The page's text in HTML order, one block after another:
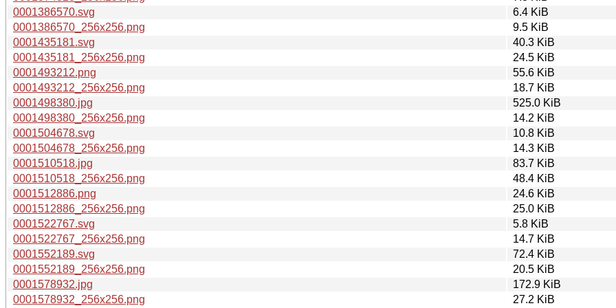
0001386570.svg
6.4 KiB
0001386570_256x256.png
9.5 KiB
0001435181.svg
40.3 KiB
0001435181_256x256.png
24.5 KiB
0001493212.png
55.6 KiB
0001493212_256x256.png
18.7 KiB
0001498380.jpg
525.0 KiB
0001498380_256x256.png
14.2 KiB
0001504678.svg
10.8 KiB
0001504678_256x256.png
14.3 KiB
0001510518.jpg
83.7 KiB
0001510518_256x256.png
48.4 KiB
0001512886.png
24.6 KiB
0001512886_256x256.png
25.0 KiB
0001522767.svg
5.8 KiB
0001522767_256x256.png
14.7 KiB
0001552189.svg
72.4 KiB
0001552189_256x256.png
20.5 KiB
0001578932.jpg
172.9 KiB
0001578932_256x256.png
27.2 KiB